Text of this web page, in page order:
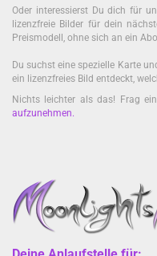
Oder interessierst Du dich für
lizenzfreie Bilder für dein
Preismodell, ohne sich an ein
Du suchst eine spezielle Karte
ein lizenzfreies Bild entdeckt,
Nichts leichter als das! Frag
aufzunehmen.